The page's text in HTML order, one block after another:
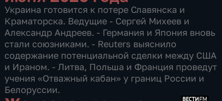
Украина готовится к потере Славянска и
Краматорска. Ведущие - Сергей Михеев и
Александр Андреев. - Германия и Япония вновь
стали союзниками. - Reuters выяснило
содержание потенциальной сделки между США
и Ираном. - Литва, Польша и Франция проведут
учения «Отважный кабан» у границ России и
Белоруссии.